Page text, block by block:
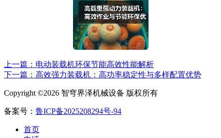
上一篇：电动装载机环保节能高效性能解析
下一篇：高效强力装载机：高功率稳定性与多样配置优势
Copyright ©2026 智穹界泽机械设备 版权所有
备案号： 鲁ICP备2025208294号-94
首页